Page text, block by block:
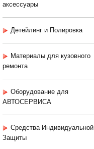
аксессуары
Детейлинг и Полировка
Материалы для кузовного
ремонта
Оборудование для
АВТОСЕРВИСА
Средства Индивидуальной
Защиты